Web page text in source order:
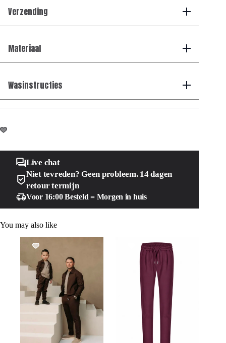
Verzending
Materiaal
Wasinstructies
Live chat
Niet tevreden? Geen probleem. 14 dagen
retour termijn
Voor 16:00 Besteld = Morgen in huis
You may also like